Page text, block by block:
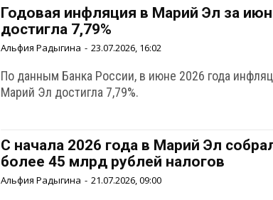
Годовая инфляция в Марий Эл за
достигла 7,79%
Альфия Радыгина - 23.07.2026, 16:02
По данным Банка России, в июне 2026 года
Марий Эл достигла 7,79%.
С начала 2026 года в Марий Эл
более 45 млрд рублей налогов
Альфия Радыгина - 21.07.2026, 09:00